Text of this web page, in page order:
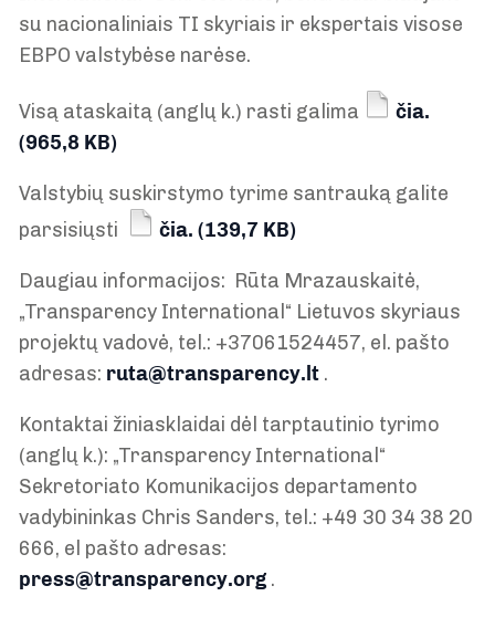
su nacionaliniais TI skyriais ir ekspertais visose
EBPO valstybėse narėse.
Visą ataskaitą (anglų k.) rasti galima
čia.
(965,8 KB)
Valstybių suskirstymo tyrime santrauką galite
parsisiųsti
čia. (139,7 KB)
Daugiau informacijos: Rūta Mrazauskaitė,
„Transparency International“ Lietuvos skyriaus
projektų vadovė, tel.: +37061524457, el. pašto
adresas: ruta@transparency.lt .
Kontaktai žiniasklaidai dėl tarptautinio tyrimo
(anglų k.): „Transparency International“
Sekretoriato Komunikacijos departamento
vadybininkas Chris Sanders, tel.: +49 30 34 38 20
666, el pašto adresas:
press@transparency.org .